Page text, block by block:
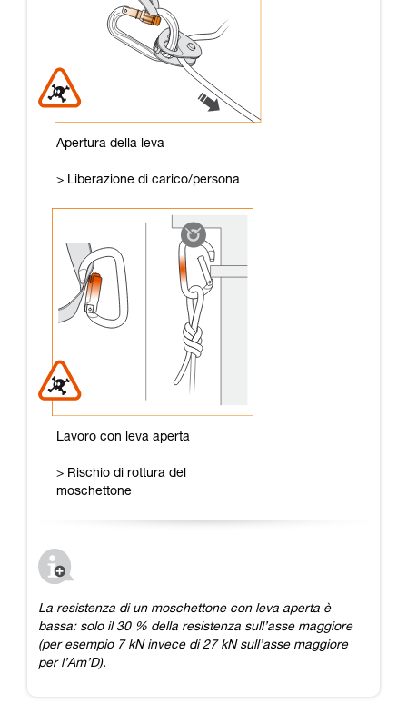
Apertura della leva
> Liberazione di carico/persona
Lavoro con leva aperta
> Rischio di rottura del
moschettone
La resistenza di un moschettone con leva aperta è
bassa: solo il 30 % della resistenza sull’asse maggiore
(per esempio 7 kN invece di 27 kN sull’asse maggiore
per l’Am’D).